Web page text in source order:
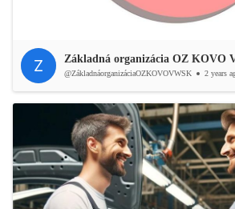
Základná organizácia OZ KOVO
@ZákladnáorganizáciaOZKOVOVWSK 2 years